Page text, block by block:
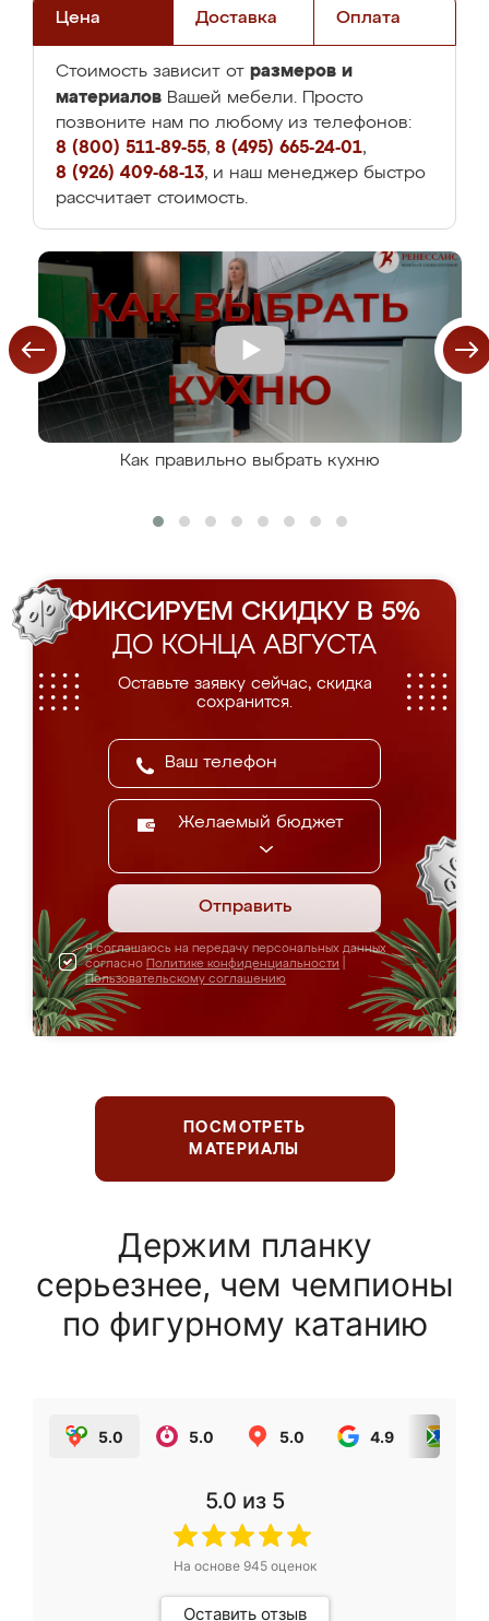
Цена Доставка Оплата
Стоимость зависит от размеров и
материалов Вашей мебели. Просто
позвоните нам по любому из телефонов:
8 (800) 511-89-55, 8 (495) 665-24-01,
8 (926) 409-68-13, и наш менеджер быстро
рассчитает стоимость.
Как правильно выбрать кухню
ФИКСИРУЕМ СКИДКУ В 5%
ДО КОНЦА АВГУСТА
Оставьте заявку сейчас, скидка
сохранится.
Желаемый бюджет
Отправить
Я соглашаюсь на передачу персональных данных
согласно Политике конфиденциальности
Пользовательскому соглашению
ПОСМОТРЕТЬ
МАТЕРИАЛЫ
Держим планку
серьезнее, чем чемпионы
по фигурному катанию
5.0 5.0 5.0 4.9
5.0 из 5
На основе 945оценок
Оставить отзыв